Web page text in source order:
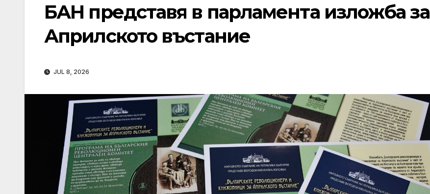
БАН представя в парламента изложба за
Априлското въстание
JUL 8, 2026